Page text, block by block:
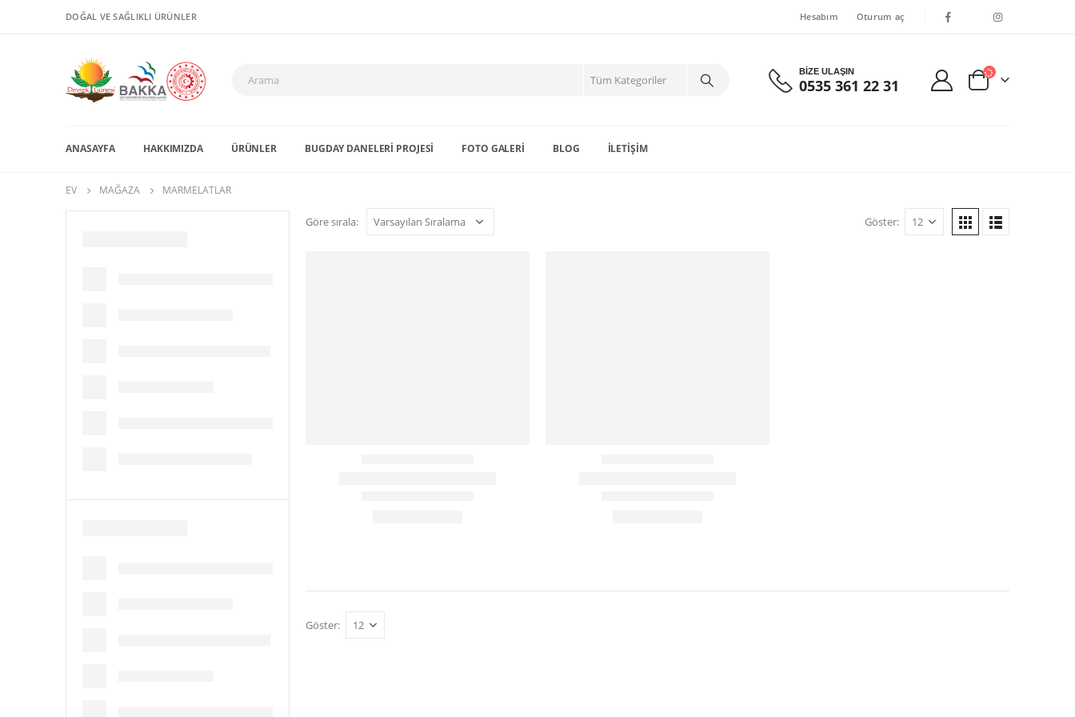
DOĞAL VE SAĞLIKLI ÜRÜNLER Hesabım Oturum aç
BİZE ULAŞIN
0535 361 22 31
ANASAYFA HAKKIMIZDA ÜRÜNLER BUGDAY DANELERI PROJESI FOTO GALERI BLOG İLETIŞIM
EV MAĞAZA MARMELATLAR
Göre sırala: Göster:
Göster: